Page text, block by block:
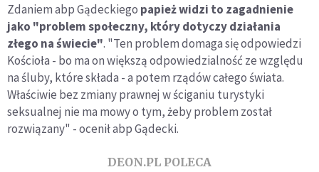
Zdaniem abp Gądeckiego papież widzi to zagadnienie
jako "problem społeczny, który dotyczy działania
złego na świecie". "Ten problem domaga się odpowiedzi
Kościoła - bo ma on większą odpowiedzialność ze względu
na śluby, które składa - a potem rządów całego świata.
Właściwie bez zmiany prawnej w ściganiu turystyki
seksualnej nie ma mowy o tym, żeby problem został
rozwiązany" - ocenił abp Gądecki.
DEON.PL POLECA